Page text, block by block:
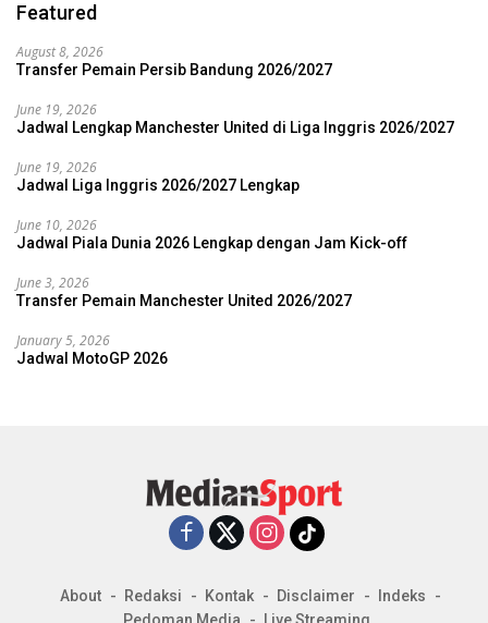
Featured
August 8, 2026
Transfer Pemain Persib Bandung 2026/2027
June 19, 2026
Jadwal Lengkap Manchester United di Liga Inggris 2026/2027
June 19, 2026
Jadwal Liga Inggris 2026/2027 Lengkap
June 10, 2026
Jadwal Piala Dunia 2026 Lengkap dengan Jam Kick-off
June 3, 2026
Transfer Pemain Manchester United 2026/2027
January 5, 2026
Jadwal MotoGP 2026
About Redaksi Kontak Disclaimer
Indeks